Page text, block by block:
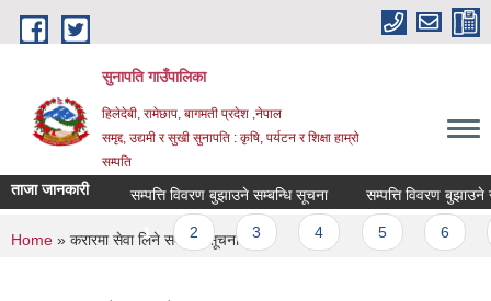
Skip to main content
सुनापति गाउँपालिका
हिलेदेबी, रामेछाप, बागमती प्रदेश ,नेपाल
समृद्द, उद्यमी र सुखी सुनापति : कृषि, पर्यटन र शिक्षा हाम्रो
सम्पति
ताजा जानकारी सम्पत्ति विवरण बुझाउने सम्बन्धि सूचना सम्पत्ति विवरण बुझाउने
Pages
1 2 3
You are here
Home » करारमा सेवा लिने सम्बन्धी सूचना